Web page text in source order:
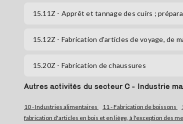
15.11Z - Apprêt et tannage des cuirs ;
15.12Z - Fabrication d'articles de voyage, de
15.20Z - Fabrication de chaussures
Autres activités du secteur C - Industrie
10 - Industries alimentaires 11 - Fabrication de boissons
fabrication d'articles en bois et en liège, à l'exception des